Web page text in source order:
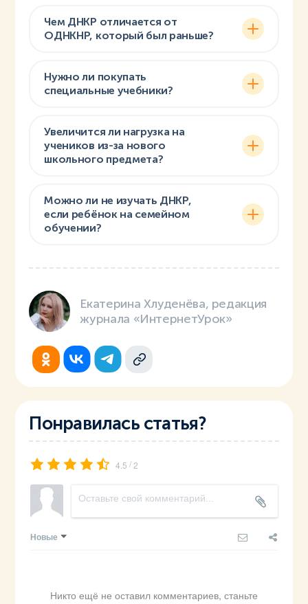
Чем ДНКР отличается от
ОДНКНР, который был раньше?
Нужно ли покупать
специальные учебники?
Увеличится ли нагрузка на
учеников из-за нового
школьного предмета?
Можно ли не изучать ДНКР,
если ребёнок на семейном
обучении?
Екатерина Хлуденёва, редакция
журнала «ИнтернетУрок»
Понравилась статья?
4.5 / 2
Новые
Никто ещё не оставил комментариев, станьте